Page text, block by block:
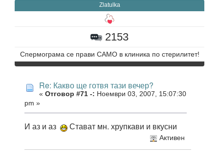
Zlatulka
2153
Спермограма се прави САМО в клиника по стерилитет!
Re: Какво ще готвя тази вечер?
« Отговор #71 -: Ноември 03, 2007, 15:07:30
pm »
И аз и аз Стават мн. хрупкави и вкусни
Активен